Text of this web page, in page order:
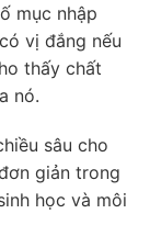
mục nhập
vị đắng nếu
thấy chất
nó.
sâu cho
giản trong
học và môi